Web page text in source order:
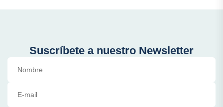
Suscríbete a nuestro Newsletter